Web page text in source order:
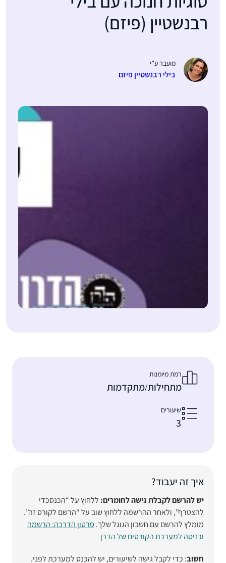
רבנשטיין (פיזם)
מועבר ע”י
בילי רבנשטיין פיזם
רמת מיומנות
מתחילות/מתקדמות
שיעורים
3
איך זה יעבוד?
יש להרשם לקבלת גישה לחומרים:ללחוץ על “הכנסכדי
להצטרף”, ולאחר ההרשמה ללחוץ שוב על “הרשם לקורס זה”.
מומלץ להרשם עם חשבון הגוגל שלך.סרטון הדרכה: הרשמה
וכניסה למערכת הקורסים של הדרן
חשוב: כדי לקבל גישה לשיעורים, יש להכנס למערכת לפני.